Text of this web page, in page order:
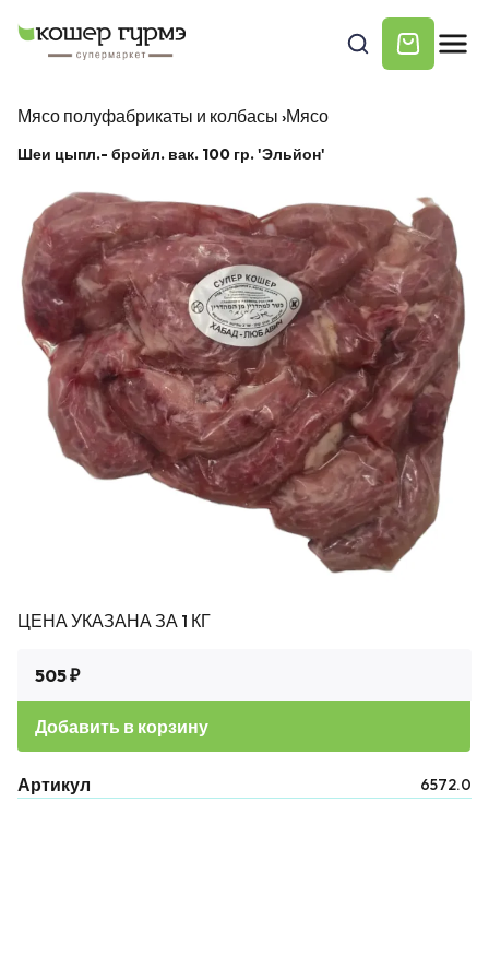
Мясо полуфабрикаты и колбасы ›Мясо
Шеи цыпл.- бройл. вак. 100 гр. 'Эльйон'
ЦЕНА УКАЗАНА ЗА 1 КГ
505 ₽
Добавить в корзину
Артикул 6572.0